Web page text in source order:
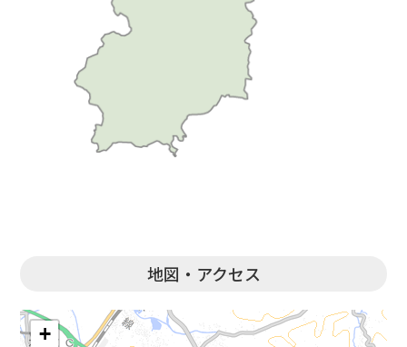
地図・アクセス
+